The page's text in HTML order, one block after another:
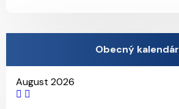
Obecný kalendár
August 2026